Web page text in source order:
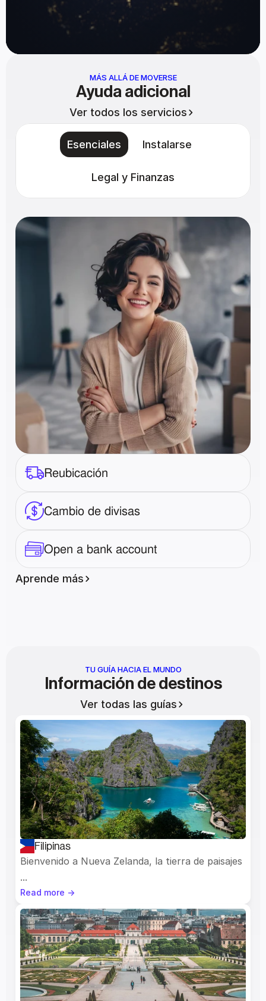
MÁS ALLÁ DE MOVERSE
Ayuda adicional
Ver todos los servicios
Esenciales Instalarse
Legal y Finanzas
Reubicación
Cambio de divisas
Open a bank account
Aprende más
TU GUÍA HACIA EL MUNDO
Información de destinos
Ver todas las guías
Filipinas
Bienvenido a Nueva Zelanda, la tierra de paisajes
...
Read more ->